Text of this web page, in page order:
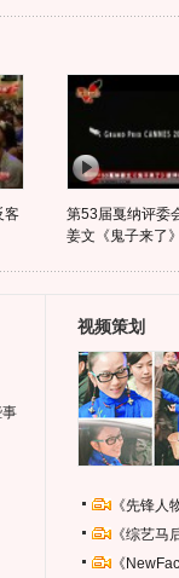
客
第53届戛纳评委
姜文《鬼子来了
视频策划
《先锋
《综艺
《